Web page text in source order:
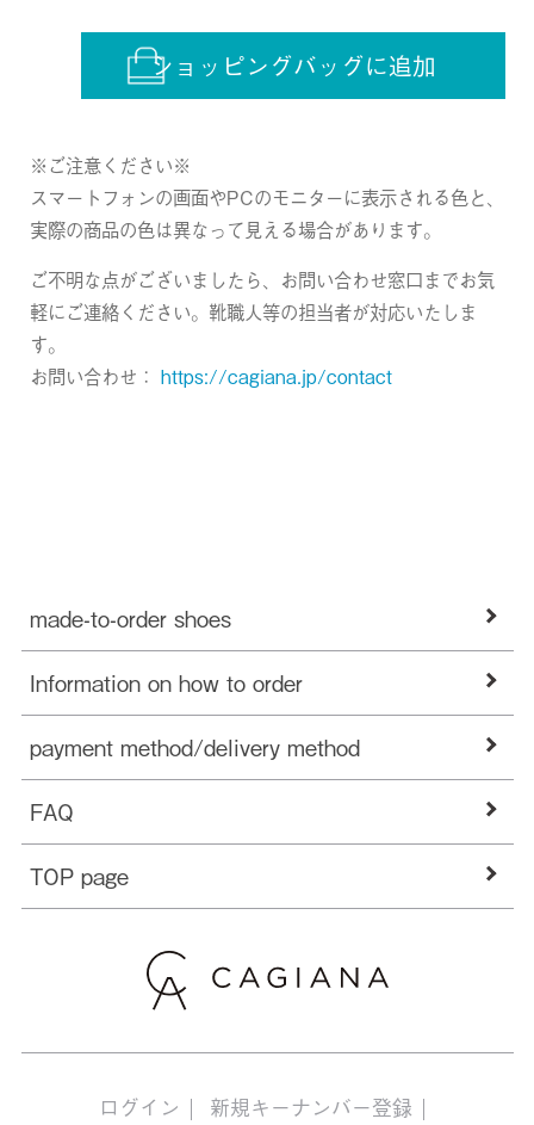
ショッピングバッグに追加
※ご注意ください※
スマートフォンの画面やPCのモニターに表示される色と、
実際の商品の色は異なって見える場合があります。
ご不明な点がございましたら、お問い合わせ窓口までお気
軽にご連絡ください。靴職人等の担当者が対応いたしま
す。
お問い合わせ： https://cagiana.jp/contact
made-to-order shoes
Information on how to order
payment method/delivery method
FAQ
TOP page
ログイン 新規キーナンバー登録